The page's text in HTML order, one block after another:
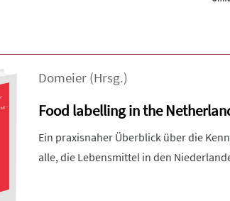
Domeier (Hrsg.)
Food labelling in the
Ein praxisnaher Überblick über die
alle, die Lebensmittel in den